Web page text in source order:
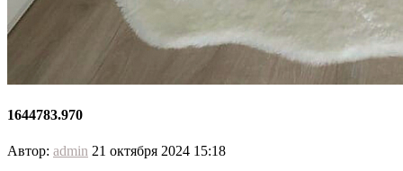
1644783.970
Автор: admin 21 октября 2024 15:18